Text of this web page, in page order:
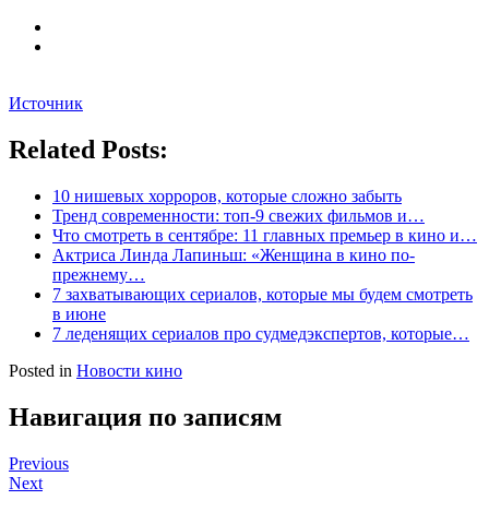
Источник
Related Posts:
10 нишевых хорроров, которые сложно забыть
Тренд современности: топ-9 свежих фильмов и…
Что смотреть в сентябре: 11 главных премьер в кино и…
Актриса Линда Лапиньш: «Женщина в кино по-
прежнему…
7 захватывающих сериалов, которые мы будем смотреть
в июне
7 леденящих сериалов про судмедэкспертов, которые…
Posted in Новости кино
Навигация по записям
Previous
Next